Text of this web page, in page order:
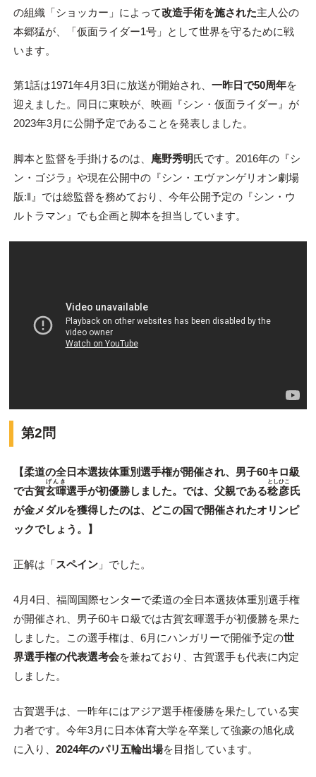
の組織「ショッカー」によって改造手術を施された主人公の
本郷猛が、「仮面ライダー1号」として世界を守るために戦
います。
第1話は1971年4月3日に放送が開始され、 一昨日で50周年を
迎えました。同日に東映が、映画『シン・仮面ライダー』が
2023年3月に公開予定であることを発表しました。
脚本と監督を手掛けるのは、 庵野秀明氏です。2016年の『シ
ン・ゴジラ』や現在公開中の『シン・エヴァンゲリオン劇場
版:‖』では総監督を務めており、今年公開予定の『シン・ウ
ルトラマン』でも企画と脚本を担当しています。
第2問
【柔道の全日本選抜体重別選手権が開催され、男子60キロ級
で古賀玄暉
げんき
選手が初優勝しました。では、父親である稔彦
としひこ
氏
が金メダルを獲得したのは、どこの国で開催されたオリンピ
ックでしょう。】
正解は「スペイン」でした。
4月4日、福岡国際センターで柔道の全日本選抜体重別選手権
が開催され、男子60キロ級では古賀玄暉選手が初優勝を果た
しました。この選手権は、6月にハンガリーで開催予定の世
界選手権の代表選考会を兼ねており、古賀選手も代表に内定
しました。
古賀選手は、一昨年にはアジア選手権優勝を果たしている実
力者です。今年3月に日本体育大学を卒業して強豪の旭化成
に入り、 2024年のパリ五輪出場を目指しています。